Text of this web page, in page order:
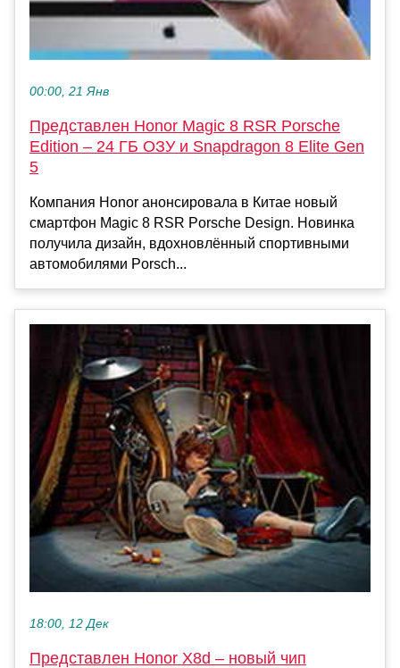
00:00, 21 Янв
Представлен Honor Magic 8 RSR Porsche
Edition – 24 ГБ ОЗУ и Snapdragon 8 Elite Gen
5
Компания Honor анонсировала в Китае новый
смартфон Magic 8 RSR Porsche Design. Новинка
получила дизайн, вдохновлённый спортивными
автомобилями Porsch...
18:00, 12 Дек
Представлен Honor X8d – новый чип